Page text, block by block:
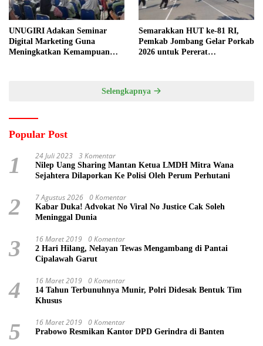
UNUGIRI Adakan Seminar
Digital Marketing Guna
Meningkatkan Kemampuan
Semarakkan HUT ke-81 RI,
Pemkab Jombang Gelar Porkab
2026 untuk Pererat
Selengkapnya
Popular Post
1 24 Juli 2023 3 Komentar
Nilep Uang Sharing Mantan Ketua LMDH Mitra Wana
Sejahtera Dilaporkan Ke Polisi Oleh Perum Perhutani
2 7 Agustus 2026 0 Komentar
Kabar Duka! Advokat No Viral No Justice Cak Soleh
Meninggal Dunia
3 16 Maret 2019 0 Komentar
2 Hari Hilang, Nelayan Tewas Mengambang di Pantai
Cipalawah Garut
4 16 Maret 2019 0 Komentar
14 Tahun Terbunuhnya Munir, Polri Didesak Bentuk Tim
Khusus
5 16 Maret 2019 0 Komentar
Prabowo Resmikan Kantor DPD Gerindra di Banten